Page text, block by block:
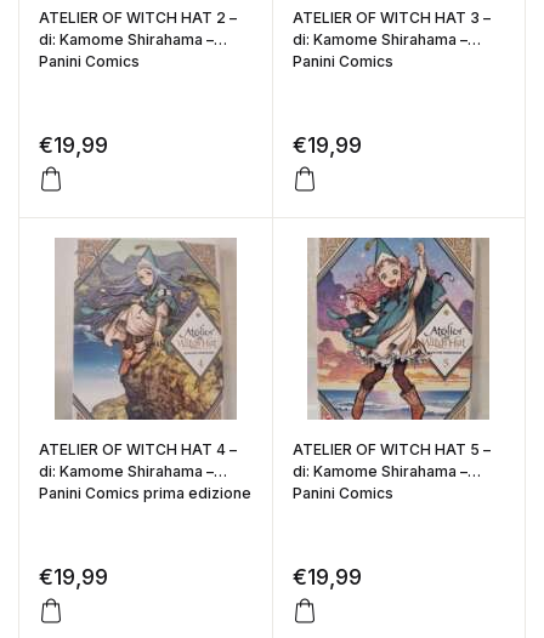
ATELIER OF WITCH HAT 2 –
di: Kamome Shirahama –
Panini Comics
€19,99
ATELIER OF WITCH HAT 3 –
di: Kamome Shirahama –
Panini Comics
€19,99
ATELIER OF WITCH HAT 4 –
di: Kamome Shirahama –
Panini Comics prima edizione
€19,99
ATELIER OF WITCH HAT 5 –
di: Kamome Shirahama –
Panini Comics
€19,99